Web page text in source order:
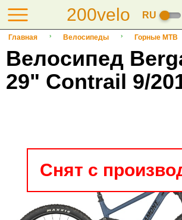
200velo RU
Главная Велосипеды Горные MTB
Велосипед
29" Contrail 9/
Снят с